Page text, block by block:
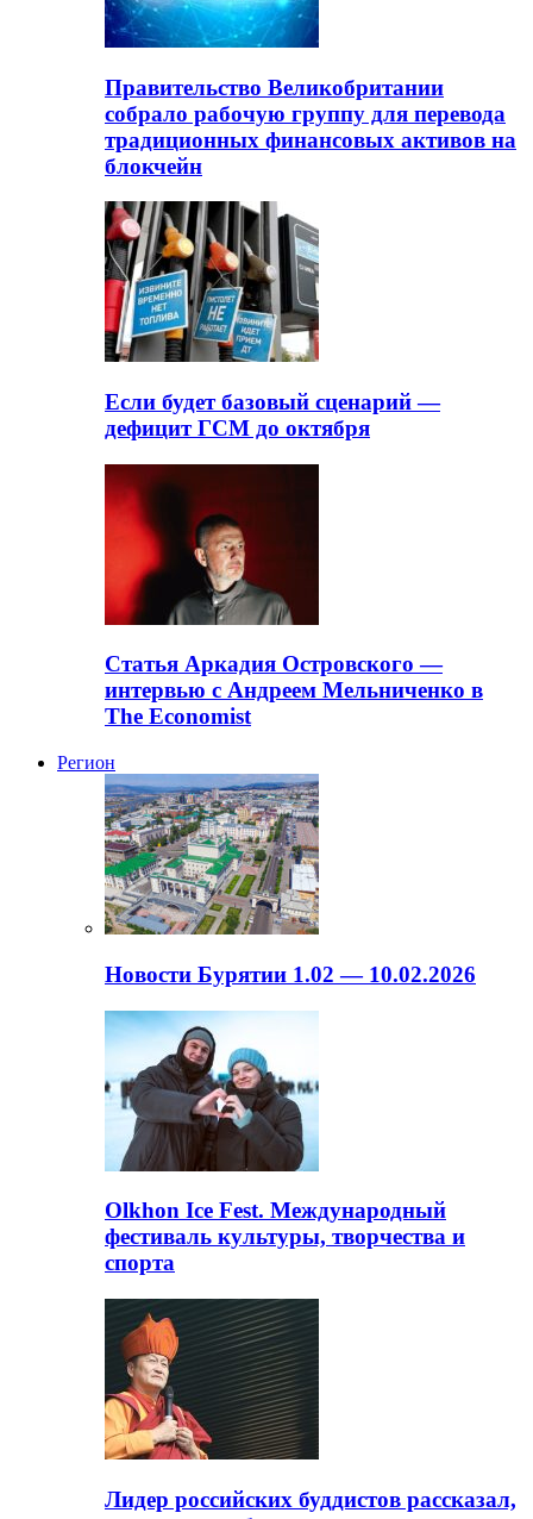
Правительство Великобритании
собрало рабочую группу для перевода
традиционных финансовых активов на
блокчейн
Если будет базовый сценарий —
дефицит ГСМ до октября
Статья Аркадия Островского —
интервью с Андреем Мельниченко в
The Economist
Регион
Новости Бурятии 1.02 — 10.02.2026
Olkhon Ice Fest. Международный
фестиваль культуры, творчества и
спорта
Лидер российских буддистов рассказал,